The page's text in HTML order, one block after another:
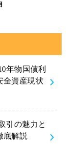
年物国債利
全資産現状
引の魅力と
底解説